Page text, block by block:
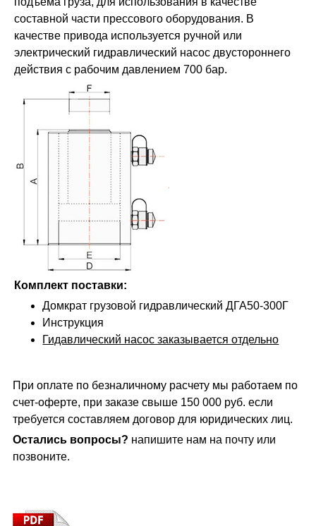
составной части прессового оборудования. В
качестве привода используется ручной или
электрический гидравлический насос двустороннего
действия с рабочим давлением 700 бар.
Комплект поставки:
Домкрат грузовой гидравлический ДГА50-300Г
Инструкция
Гидавлический насос заказывается отдельно
При оплате по безналичному расчету мы работаем по
счет-оферте, при заказе свыше 150 000 руб. если
требуется составляем договор для юридических лиц.
Остались вопросы? напишите нам на почту или
позвоните.